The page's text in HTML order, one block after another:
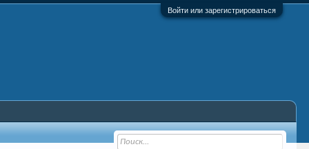
Войти или зарегистрироваться